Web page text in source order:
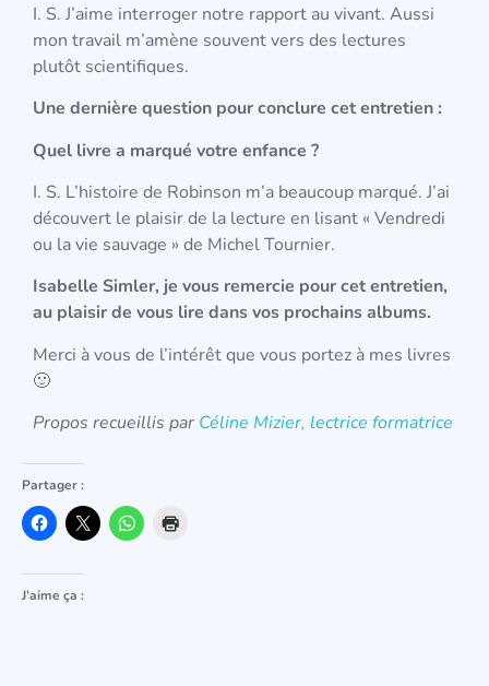
I. S. J’aime interroger notre rapport au vivant. Aussi
mon travail m’amène souvent vers des lectures
plutôt scientifiques.
Une dernière question pour conclure cet entretien :
Quel livre a marqué votre enfance ?
I. S. L’histoire de Robinson m’a beaucoup marqué. J’ai
découvert le plaisir de la lecture en lisant « Vendredi
ou la vie sauvage » de Michel Tournier.
Isabelle Simler, je vous remercie pour cet entretien,
au plaisir de vous lire dans vos prochains albums.
Merci à vous de l’intérêt que vous portez à mes livres
🙂
Propos recueillis par Céline Mizier, lectrice formatrice
Partager :
J’aime ça :